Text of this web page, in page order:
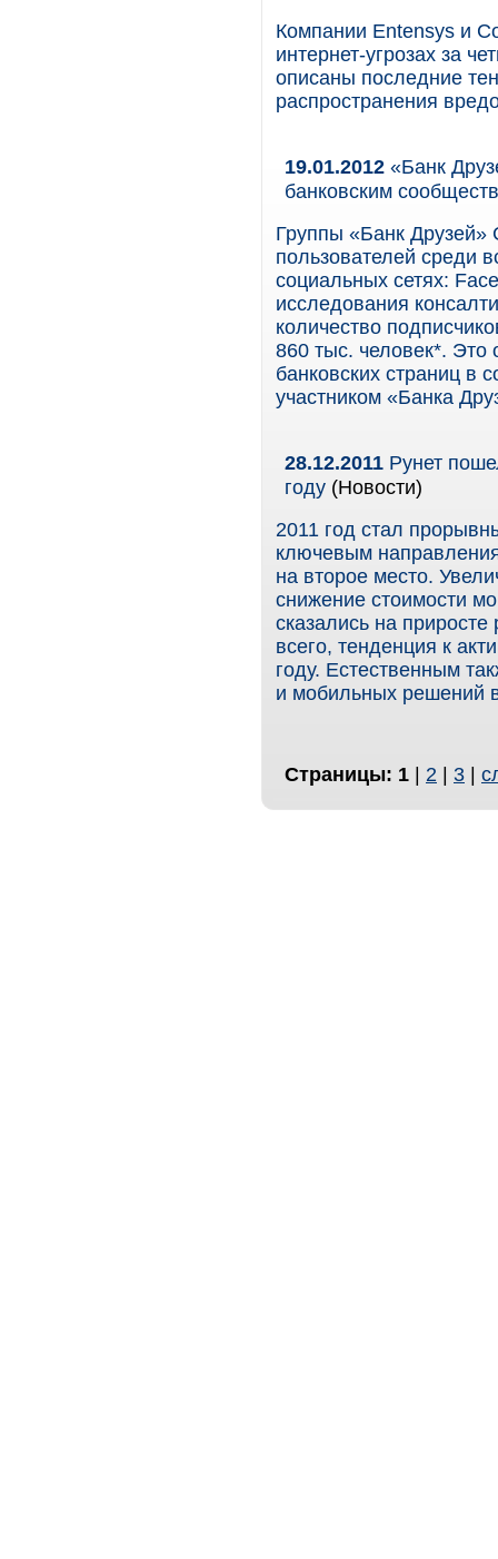
Компании Entensys и
интернет-угрозах за
описаны последние
распространения
19.01.2012 «Банк
банковским
Группы «Банк Друзей»
пользователей среди
социальных сетях:
исследования
количество
860 тыс. человек*. Это
банковских страниц в
участником «Банка
28.12.2011 Рунет
году (Новости)
2011 год стал
ключевым
на второе место.
снижение стоимости
сказались на
всего, тенденция к
году. Естественным
и мобильных решений
Страницы: 1 | 2 | 3 |